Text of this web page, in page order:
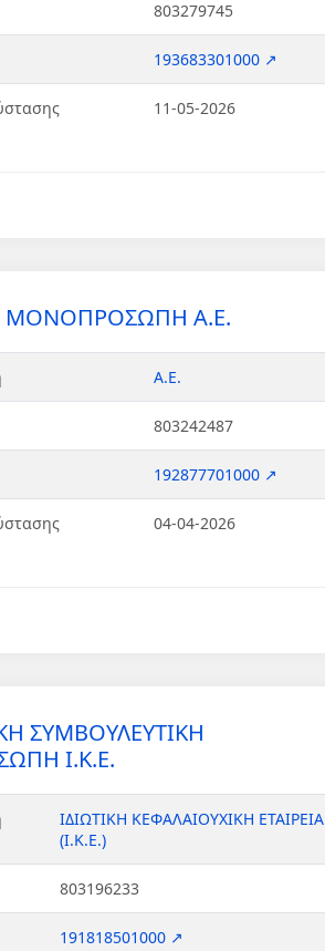
803279745
193683301000 ↗
11-05-2026
ΜΟΝΟΠΡΟΣΩΠΗ Α.Ε.
Α.Ε.
803242487
192877701000 ↗
04-04-2026
ΣΥΜΒΟΥΛΕΥΤΙΚΗ
Ι.Κ.Ε.
ΙΔΙΩΤΙΚΗ ΚΕΦΑΛΑΙΟΥΧΙΚΗ ΕΤΑΙΡΕΙΑ
(Ι.Κ.Ε.)
803196233
191818501000 ↗